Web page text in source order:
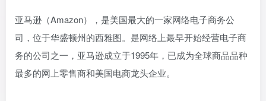
亚马逊（Amazon），是美国最大的一家网络电子商务公
司，位于华盛顿州的西雅图。是网络上最早开始经营电子商
务的公司之一，亚马逊成立于1995年，已成为全球商品品种
最多的网上零售商和美国电商龙头企业。